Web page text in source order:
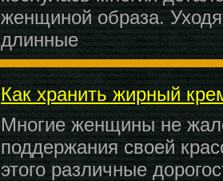
женщиной образа.
длинные
Как хранить жирный
Многие женщины не
поддержания своей
этого различные